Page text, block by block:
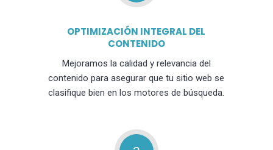
OPTIMIZACIÓN INTEGRAL DEL
CONTENIDO
Mejoramos la calidad y relevancia del
contenido para asegurar que tu sitio web se
clasifique bien en los motores de búsqueda.